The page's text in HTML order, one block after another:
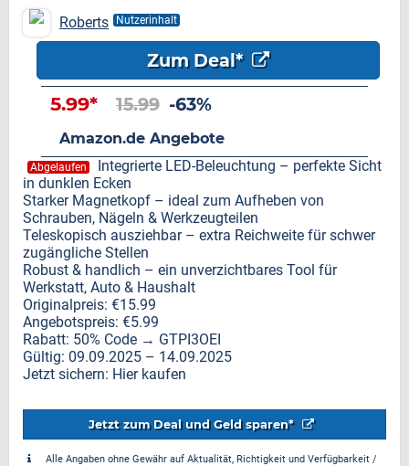
Roberts Nutzerinhalt
Zum Deal*
5.99* 15.99 -63%
Amazon.de Angebote
Abgelaufen
Integrierte LED-Beleuchtung – perfekte Sicht
in dunklen Ecken
Starker Magnetkopf – ideal zum Aufheben von
Schrauben, Nägeln & Werkzeugteilen
Teleskopisch ausziehbar – extra Reichweite für schwer
zugängliche Stellen
Robust & handlich – ein unverzichtbares Tool für
Werkstatt, Auto & Haushalt
Originalpreis: €15.99
Angebotspreis: €5.99
Rabatt: 50% Code → GTPI3OEI
Gültig: 09.09.2025 – 14.09.2025
Jetzt sichern: Hier kaufen
Jetzt zum Deal und Geld sparen*
Alle Angaben ohne Gewähr auf Aktualität, Richtigkeit und Verfügbarkeit /